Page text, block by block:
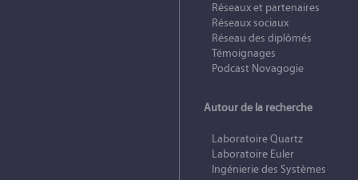
Réseaux et partenaires
Réseaux sociaux
Réseau des diplômés
Témoignages
Podcast Novagogie
Autour de la recherche
Laboratoire Quartz
Laboratoire Euler
Ingénierie des Systèmes